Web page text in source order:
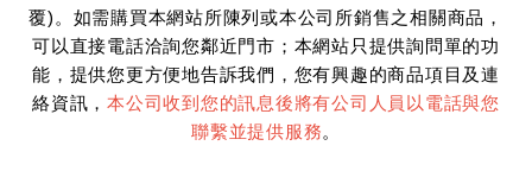
覆)。如需購買本網站所陳列或本公司所銷售之相關商品，
可以直接電話洽詢您鄰近門市；本網站只提供詢問單的功
能，提供您更方便地告訴我們，您有興趣的商品項目及連
絡資訊，本公司收到您的訊息後將有公司人員以電話與您
聯繫並提供服務。